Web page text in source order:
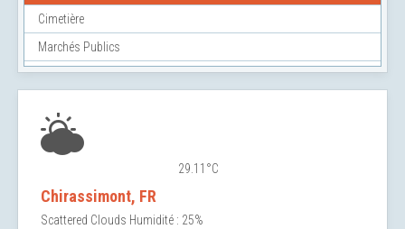
Cimetière
Marchés Publics
29.11°C
Chirassimont, FR
Scattered Clouds Humidité : 25%